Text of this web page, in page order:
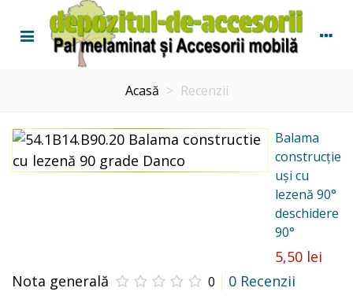
Acasă > Recenzii
Balama
construcție
uși cu
lezenă 90°
deschidere
90°
5,50 lei
Nota generală
0 0 Recenzii